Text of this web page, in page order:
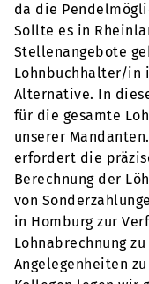
da die
Sollte es in
Stellenangebote
Lohnbuchhalter/in
Alternative. In
für die gesamte
unserer
erfordert die
Berechnung der
von
in Homburg zur
Lohnabrechnung
Angelegenheiten